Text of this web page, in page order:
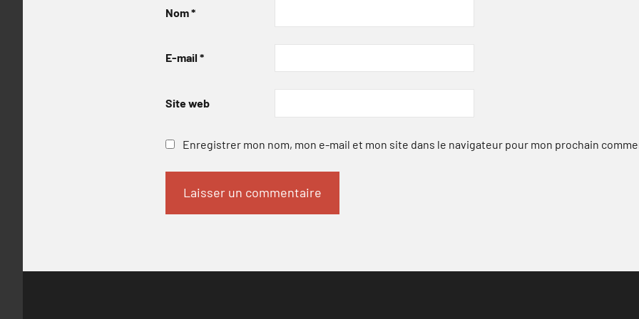
Nom*
E-mail *
Site web
Enregistrer mon nom, mon e-mail et mon site dans le navigateur pour mon prochain